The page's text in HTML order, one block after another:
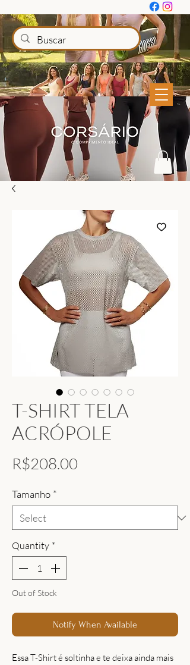
T-SHIRT TELA
ACRÓPOLE
R$208.00
Tamanho *
Quantity *
Out of Stock
Notify When Available
Essa T-Shirt é soltinha e te deixa ainda mais